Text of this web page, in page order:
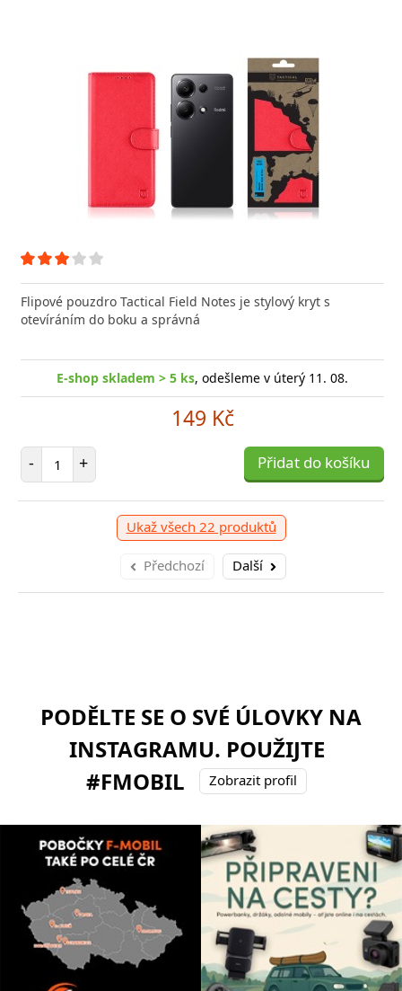
Flipové pouzdro Tactical Field Notes je stylový kryt s
otevíráním do boku a správná
E-shop skladem > 5 ks, odešleme v úterý 11. 08.
149 Kč
- Počet položek
+ Přidat do košíku
Ukaž všech 22 produktů
Předchozí Další
PODĚLTE SE O SVÉ ÚLOVKY NA
INSTAGRAMU. POUŽIJTE
#FMOBIL
Zobrazit profil